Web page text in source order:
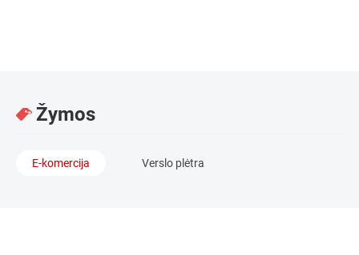
Žymos
E-komercija Verslo plėtra